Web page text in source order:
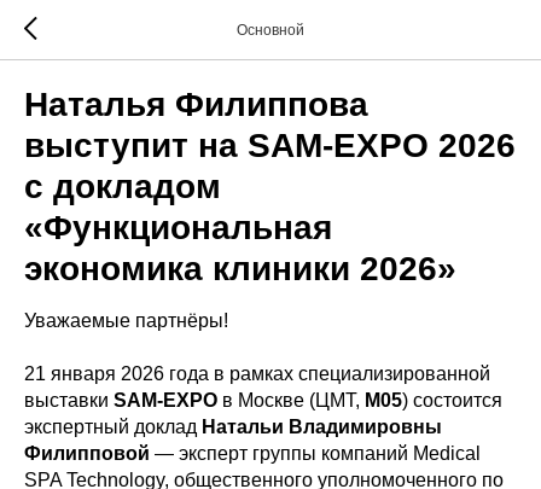
Основной
Наталья Филиппова
выступит на SAM-EXPO 2026
с докладом
«Функциональная
экономика клиники 2026»
Уважаемые партнёры!
21 января 2026 года в рамках специализированной
выставки SAM-EXPO в Москве (ЦМТ, M05) состоится
экспертный доклад Натальи Владимировны
Филипповой — эксперт группы компаний Medical
SPA Technology, общественного уполномоченного по